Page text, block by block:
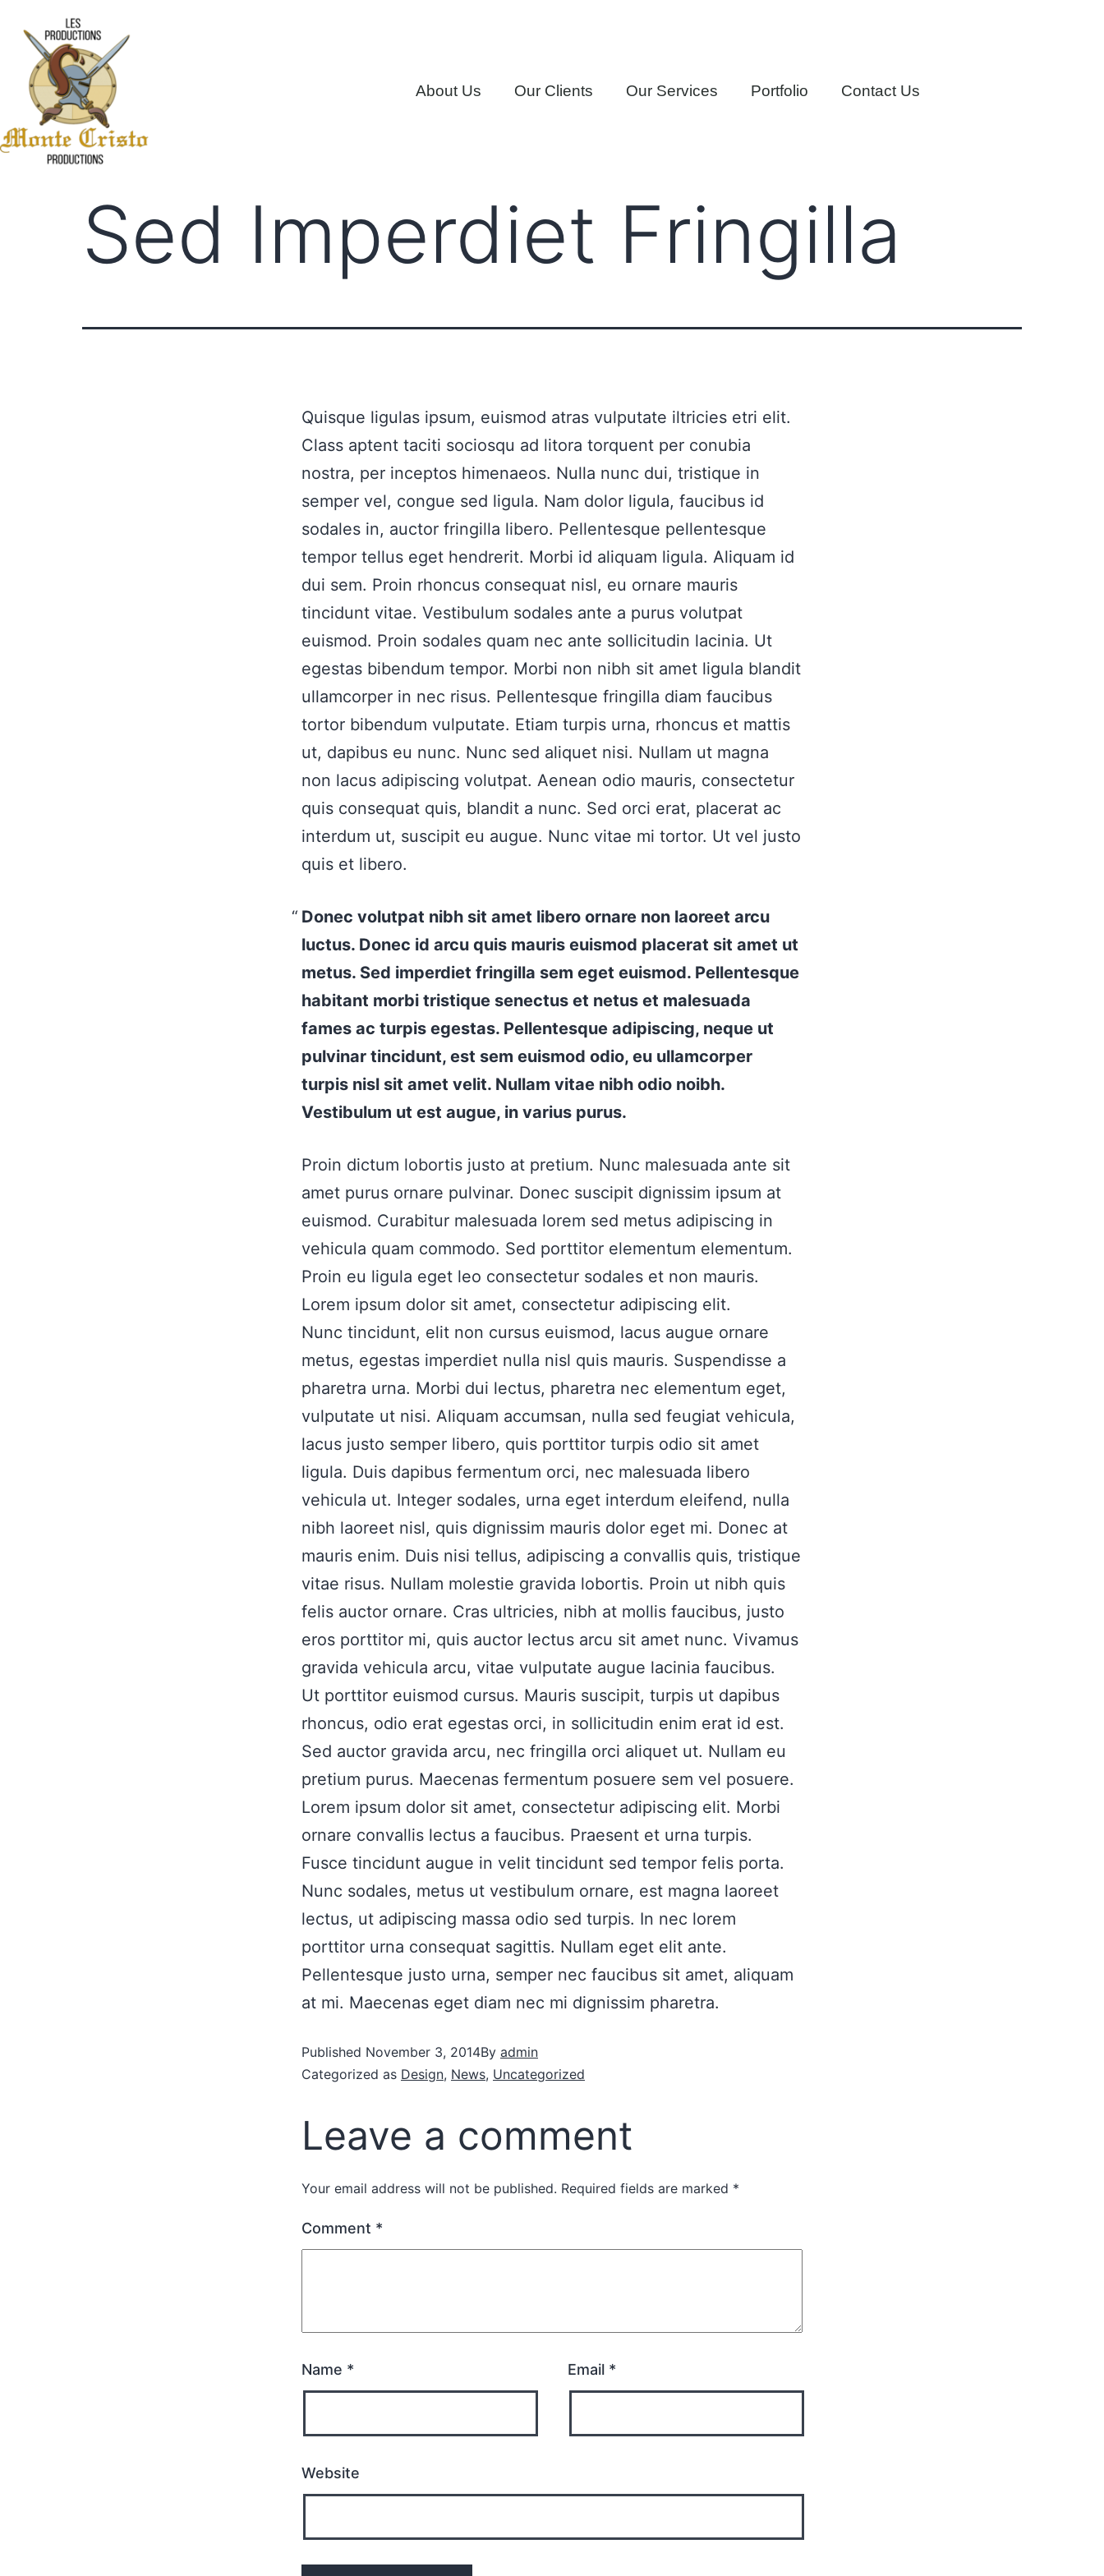
About Us Our Clients Our Services Portfolio Contact Us
Sed Imperdiet Fringilla
Quisque ligulas ipsum, euismod atras vulputate iltricies etri elit.
Class aptent taciti sociosqu ad litora torquent per conubia
nostra, per inceptos himenaeos. Nulla nunc dui, tristique in
semper vel, congue sed ligula. Nam dolor ligula, faucibus id
sodales in, auctor fringilla libero. Pellentesque pellentesque
tempor tellus eget hendrerit. Morbi id aliquam ligula. Aliquam id
dui sem. Proin rhoncus consequat nisl, eu ornare mauris
tincidunt vitae. Vestibulum sodales ante a purus volutpat
euismod. Proin sodales quam nec ante sollicitudin lacinia. Ut
egestas bibendum tempor. Morbi non nibh sit amet ligula blandit
ullamcorper in nec risus. Pellentesque fringilla diam faucibus
tortor bibendum vulputate. Etiam turpis urna, rhoncus et mattis
ut, dapibus eu nunc. Nunc sed aliquet nisi. Nullam ut magna
non lacus adipiscing volutpat. Aenean odio mauris, consectetur
quis consequat quis, blandit a nunc. Sed orci erat, placerat ac
interdum ut, suscipit eu augue. Nunc vitae mi tortor. Ut vel justo
quis et libero.
Donec volutpat nibh sit amet libero ornare non laoreet arcu
luctus. Donec id arcu quis mauris euismod placerat sit amet ut
metus. Sed imperdiet fringilla sem eget euismod. Pellentesque
habitant morbi tristique senectus et netus et malesuada
fames ac turpis egestas. Pellentesque adipiscing, neque ut
pulvinar tincidunt, est sem euismod odio, eu ullamcorper
turpis nisl sit amet velit. Nullam vitae nibh odio noibh.
Vestibulum ut est augue, in varius purus.
Proin dictum lobortis justo at pretium. Nunc malesuada ante sit
amet purus ornare pulvinar. Donec suscipit dignissim ipsum at
euismod. Curabitur malesuada lorem sed metus adipiscing in
vehicula quam commodo. Sed porttitor elementum elementum.
Proin eu ligula eget leo consectetur sodales et non mauris.
Lorem ipsum dolor sit amet, consectetur adipiscing elit.
Nunc tincidunt, elit non cursus euismod, lacus augue ornare
metus, egestas imperdiet nulla nisl quis mauris. Suspendisse a
pharetra urna. Morbi dui lectus, pharetra nec elementum eget,
vulputate ut nisi. Aliquam accumsan, nulla sed feugiat vehicula,
lacus justo semper libero, quis porttitor turpis odio sit amet
ligula. Duis dapibus fermentum orci, nec malesuada libero
vehicula ut. Integer sodales, urna eget interdum eleifend, nulla
nibh laoreet nisl, quis dignissim mauris dolor eget mi. Donec at
mauris enim. Duis nisi tellus, adipiscing a convallis quis, tristique
vitae risus. Nullam molestie gravida lobortis. Proin ut nibh quis
felis auctor ornare. Cras ultricies, nibh at mollis faucibus, justo
eros porttitor mi, quis auctor lectus arcu sit amet nunc. Vivamus
gravida vehicula arcu, vitae vulputate augue lacinia faucibus.
Ut porttitor euismod cursus. Mauris suscipit, turpis ut dapibus
rhoncus, odio erat egestas orci, in sollicitudin enim erat id est.
Sed auctor gravida arcu, nec fringilla orci aliquet ut. Nullam eu
pretium purus. Maecenas fermentum posuere sem vel posuere.
Lorem ipsum dolor sit amet, consectetur adipiscing elit. Morbi
ornare convallis lectus a faucibus. Praesent et urna turpis.
Fusce tincidunt augue in velit tincidunt sed tempor felis porta.
Nunc sodales, metus ut vestibulum ornare, est magna laoreet
lectus, ut adipiscing massa odio sed turpis. In nec lorem
porttitor urna consequat sagittis. Nullam eget elit ante.
Pellentesque justo urna, semper nec faucibus sit amet, aliquam
at mi. Maecenas eget diam nec mi dignissim pharetra.
Published November 3, 2014By admin
Categorized as Design, News, Uncategorized
Leave a comment
Your email address will not be published. Required fields are marked *
Comment *
Name * Email *
Website